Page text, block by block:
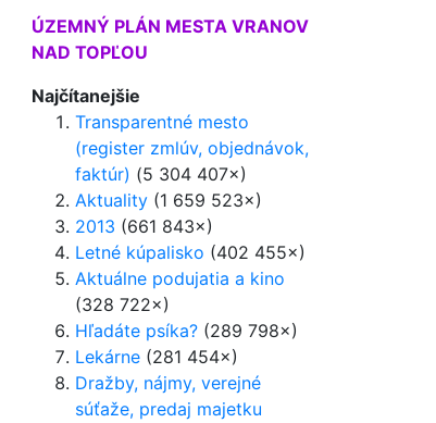
ÚZEMNÝ PLÁN MESTA VRANOV
NAD TOPĽOU
Najčítanejšie
Transparentné mesto
(register zmlúv, objednávok,
faktúr) (5 304 407×)
Aktuality (1 659 523×)
2013 (661 843×)
Letné kúpalisko (402 455×)
Aktuálne podujatia a kino
(328 722×)
Hľadáte psíka? (289 798×)
Lekárne (281 454×)
Dražby, nájmy, verejné
súťaže, predaj majetku